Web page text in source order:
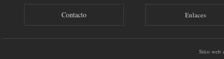
Contacto Enlaces
Sitio web